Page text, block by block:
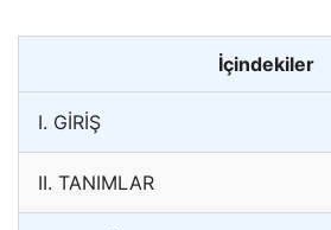
İçindekiler
I. GİRİŞ
II. TANIMLAR